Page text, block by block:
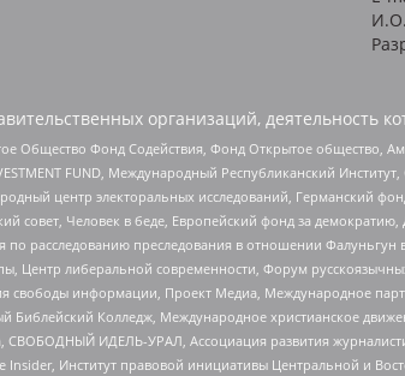
организаций, деятельность
Общество Фонд Содействия, Фонд Открытое общество,
FUND, Международный Республиканский
центр электоральных исследований, Германский
совет, Человек в беде, Европейский фонд за
расследованию преследования в отношении
Центр либеральной современности, Форум
информации, Проект Медиа, Международное
Колледж, Международное христианское
СВОБОДНЫЙ ИДЕЛЬ-УРАЛ, Ассоциация развития
Институт правовой инициативы Центральной и